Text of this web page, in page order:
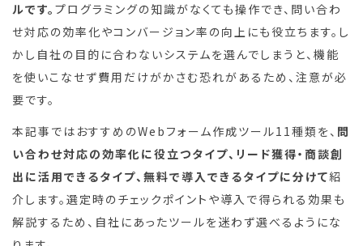
ルです。 プログラミングの知識がなくても操作でき、問い合わ
せ対応の効率化やコンバージョン率の向上にも役立ちます。し
かし自社の目的に合わないシステムを選んでしまうと、機能
を使いこなせず費用だけがかさむ恐れがあるため、注意が必
要です。
本記事ではおすすめのWebフォーム作成ツール11種類を、 問
い合わせ対応の効率化に役立つタイプ、リード獲得・商談創
出に活用できるタイプ、無料で導入できるタイプに分けて紹
介します。選定時のチェックポイントや導入で得られる効果も
解説するため、自社にあったツールを迷わず選べるようにな